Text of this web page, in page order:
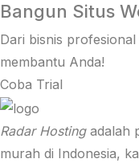
Bangun Situs
Dari bisnis
membantu Anda!
Coba Trial
Radar Hostingadalah
murah di Indonesia,